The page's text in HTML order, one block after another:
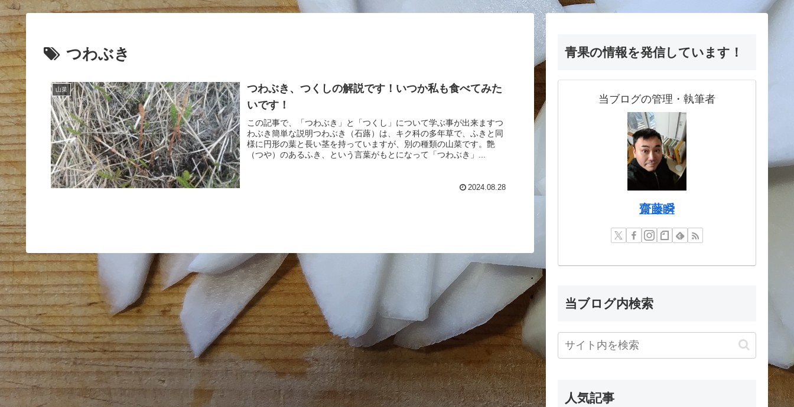
つわぶき
山菜
つわぶき、つくしの解説です！いつか私も食べてみた
いです！
この記事で、「つわぶき」と「つくし」について学ぶ事が出来ますつ
わぶき簡単な説明つわぶき（石蕗）は、キク科の多年草で、ふきと同
様に円形の葉と長い茎を持っていますが、別の種類の山菜です。艶
（つや）のあるふき、という言葉がもとになって「つわぶき」...
2024.08.28
青果の情報を発信しています！
当ブログの管理・執筆者
齋藤瞬
当ブログ内検索
人気記事